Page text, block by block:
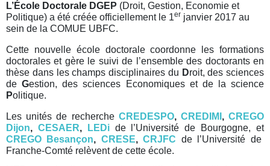
L’École Doctorale DGEP (Droit, Gestion, Economie et
Politique) a été créée officiellement le 1er janvier 2017 au
sein de la COMUE UBFC.
Cette nouvelle école doctorale coordonne les formations
doctorales et gère le suivi de l’ensemble des doctorants en
thèse dans les champs disciplinaires du Droit, des sciences
deGestion, des sciences Economiques et de la science
Politique.
Les unités de recherche CREDESPO, CREDIMI ,CREGO
Dijon, CESAER, LEDide l’Université de Bourgogne, et
CREGO Besançon, CRESE,CRJFC de l’Université de
Franche-Comté relèvent de cette école.